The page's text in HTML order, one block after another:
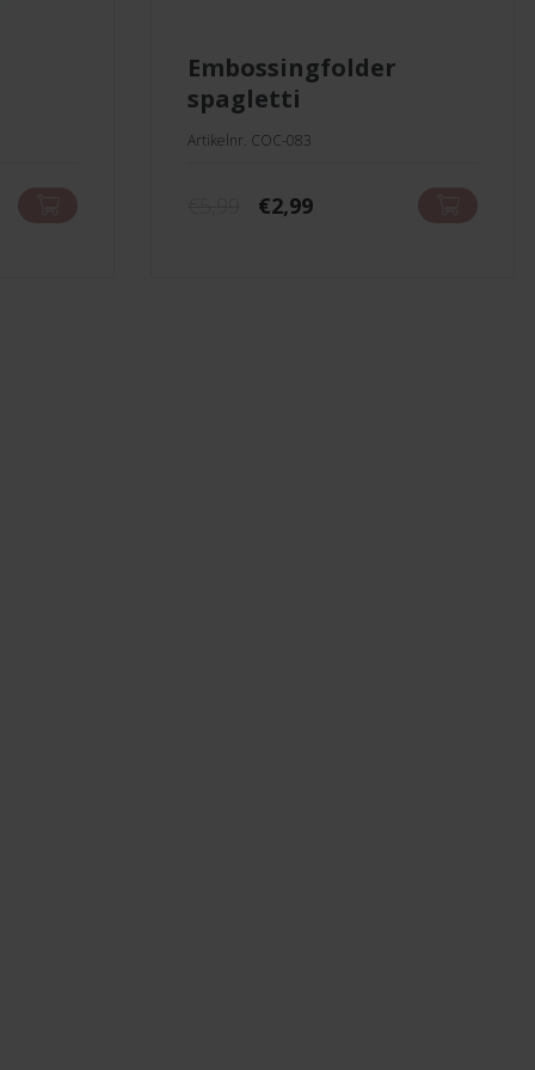
embossingfolder
spagletti
Artikelnr. COC-083
Oorspronkelijke
€2,99Huidige